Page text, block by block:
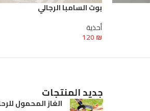
بوت السامبا الرجالي
أحذية
120₪
تحديد أحد الخيارات
جديد المنتجات
الغاز المحمول